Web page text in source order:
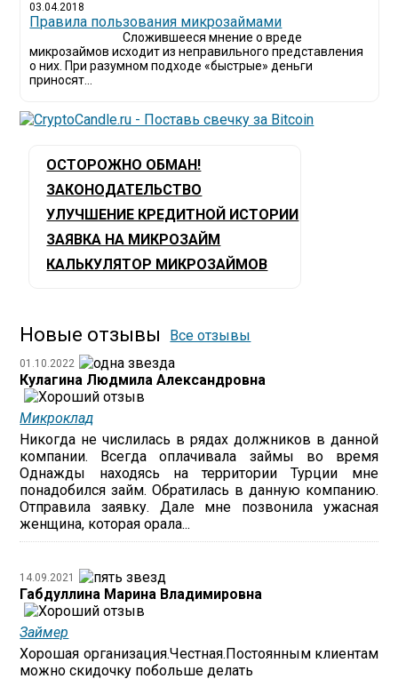
03.04.2018
​Правила пользования микрозаймами
Сложившееся мнение о вреде
микрозаймов исходит из неправильного представления
о них. При разумном подходе «быстрые» деньги
приносят...
ОСТОРОЖНО ОБМАН!
ЗАКОНОДАТЕЛЬСТВО
УЛУЧШЕНИЕ КРЕДИТНОЙ ИСТОРИИ
ЗАЯВКА НА МИКРОЗАЙМ
КАЛЬКУЛЯТОР МИКРОЗАЙМОВ
Новые отзывы Все отзывы
01.10.2022
Кулагина Людмила Александровна
Микроклад
Никогда не числилась в рядах должников в данной
компании. Всегда оплачивала займы во время
Однажды находясь на территории Турции мне
понадобился займ. Обратилась в данную компанию.
Отправила заявку. Дале мне позвонила ужасная
женщина, которая орала...
14.09.2021
Габдуллина Марина Владимировна
Займер
Хорошая организация.Честная.Постоянным клиентам
можно скидочку побольше делать